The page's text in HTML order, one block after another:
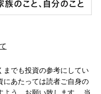
までも投資の参考にしてい
にあたっては読者ご自身の